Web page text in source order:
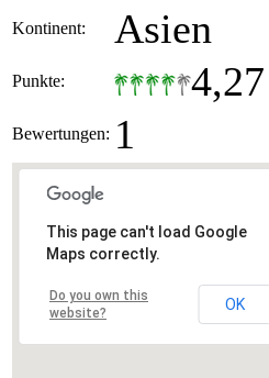
Kontinent: Asien
Punkte: 4,27
Bewertungen: 1
This page can't load Google
Maps correctly.
Do you own this
website?
OK